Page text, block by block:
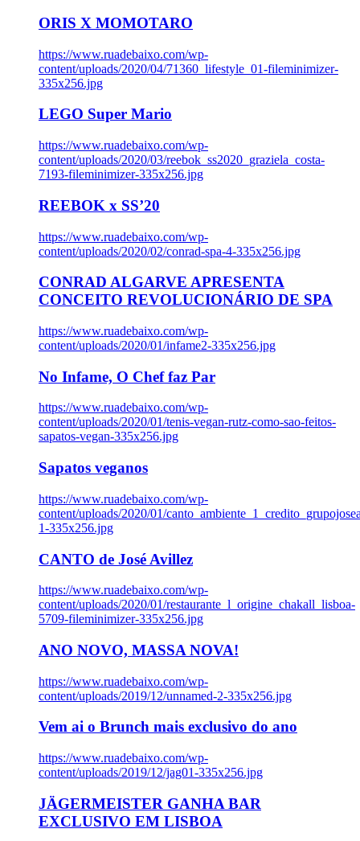
ORIS X MOMOTARO
https://www.ruadebaixo.com/wp-
content/uploads/2020/04/71360_lifestyle_01-fileminimizer-
335x256.jpg
LEGO Super Mario
https://www.ruadebaixo.com/wp-
content/uploads/2020/03/reebok_ss2020_graziela_costa-
7193-fileminimizer-335x256.jpg
REEBOK x SS’20
https://www.ruadebaixo.com/wp-
content/uploads/2020/02/conrad-spa-4-335x256.jpg
CONRAD ALGARVE APRESENTA
CONCEITO REVOLUCIONÁRIO DE SPA
https://www.ruadebaixo.com/wp-
content/uploads/2020/01/infame2-335x256.jpg
No Infame, O Chef faz Par
https://www.ruadebaixo.com/wp-
content/uploads/2020/01/tenis-vegan-rutz-como-sao-feitos-
sapatos-vegan-335x256.jpg
Sapatos veganos
https://www.ruadebaixo.com/wp-
content/uploads/2020/01/
1-335x256.jpg
CANTO de José Avillez
https://www.ruadebaixo.com/wp-
content/uploads/2020/01/restaurante_l_origine_chakall_lisboa-
5709-fileminimizer-335x256.jpg
ANO NOVO, MASSA NOVA!
https://www.ruadebaixo.com/wp-
content/uploads/2019/12/unnamed-2-335x256.jpg
Vem ai o Brunch mais exclusivo do ano
https://www.ruadebaixo.com/wp-
content/uploads/2019/12/jag01-335x256.jpg
JÄGERMEISTER GANHA BAR
EXCLUSIVO EM LISBOA